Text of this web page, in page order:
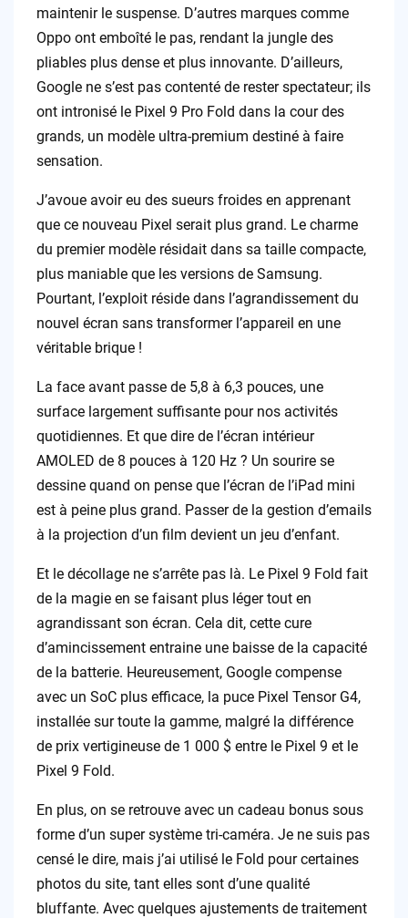
maintenir le suspense. D’autres marques comme
Oppo ont emboîté le pas, rendant la jungle des
pliables plus dense et plus innovante. D’ailleurs,
Google ne s’est pas contenté de rester spectateur; ils
ont intronisé le Pixel 9 Pro Fold dans la cour des
grands, un modèle ultra-premium destiné à faire
sensation.
J’avoue avoir eu des sueurs froides en apprenant
que ce nouveau Pixel serait plus grand. Le charme
du premier modèle résidait dans sa taille compacte,
plus maniable que les versions de Samsung.
Pourtant, l’exploit réside dans l’agrandissement du
nouvel écran sans transformer l’appareil en une
véritable brique !
La face avant passe de 5,8 à 6,3 pouces, une
surface largement suffisante pour nos activités
quotidiennes. Et que dire de l’écran intérieur
AMOLED de 8 pouces à 120 Hz ? Un sourire se
dessine quand on pense que l’écran de l’iPad mini
est à peine plus grand. Passer de la gestion d’emails
à la projection d’un film devient un jeu d’enfant.
Et le décollage ne s’arrête pas là. Le Pixel 9 Fold fait
de la magie en se faisant plus léger tout en
agrandissant son écran. Cela dit, cette cure
d’amincissement entraine une baisse de la capacité
de la batterie. Heureusement, Google compense
avec un SoC plus efficace, la puce Pixel Tensor G4,
installée sur toute la gamme, malgré la différence
de prix vertigineuse de 1 000 $ entre le Pixel 9 et le
Pixel 9 Fold.
En plus, on se retrouve avec un cadeau bonus sous
forme d’un super système tri-caméra. Je ne suis pas
censé le dire, mais j’ai utilisé le Fold pour certaines
photos du site, tant elles sont d’une qualité
bluffante. Avec quelques ajustements de traitement